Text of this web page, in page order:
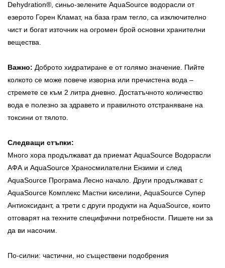
Dehydration®, синьо-зелените AquaSource водорасли от
езерото Горен Кламат, на база грам тегло, са изключително
чист и богат източник на огромен брой основни хранителни
вещества.
Важно: Доброто хидратиране е от голямо значение. Пийте
колкото се може повече изворна или пречистена вода –
стремете се към 2 литра дневно. Достатъчното количество
вода е полезно за здравето и правилното отстраняване на
токсини от тялото.
Следващи стъпки:
Много хора продължават да приемат AquaSource Водорасли
АФА и AquaSource Храносмилателни Ензими и след
AquaSource Програма Лесно начало. Други продължават с
AquaSource Комплекс Мастни киселини, AquaSource Супер
Антиоксидант, а трети с други продукти на AquaSource, които
отговарят на техните специфични потребности. Пишете ни за
да ви насочим.
По-силни: частични, но съществени подобрения